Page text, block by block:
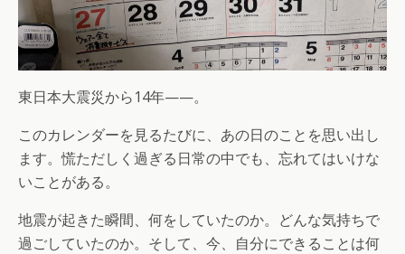
東日本大震災から14年——。
このカレンダーを見るたびに、あの日のことを思い出し
ます。慌ただしく過ぎる日常の中でも、忘れてはいけな
いことがある。
地震が起きた瞬間、何をしていたのか。どんな気持ちで
過ごしていたのか。そして、今、自分にできることは何